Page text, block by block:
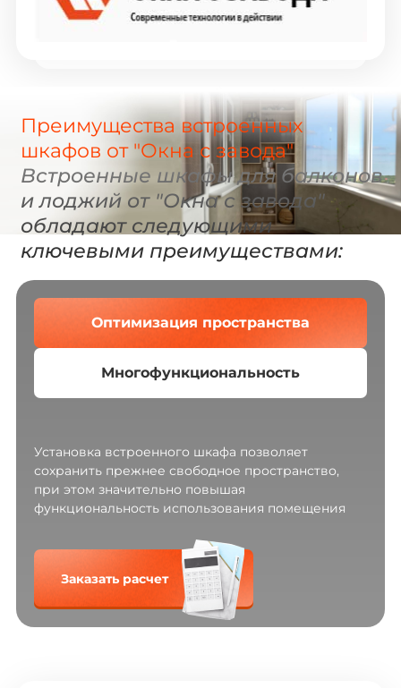
Преимущества встроенных
шкафов от "Окна с завода"
Встроенные шкафы для балконов
и лоджий от "Окна с завода"
обладают следующими
ключевыми преимуществами:
Оптимизация пространства
Многофункциональность
Установка встроенного шкафа позволяет
сохранить прежнее свободное пространство,
при этом значительно повышая
функциональность использования помещения
Заказать расчет